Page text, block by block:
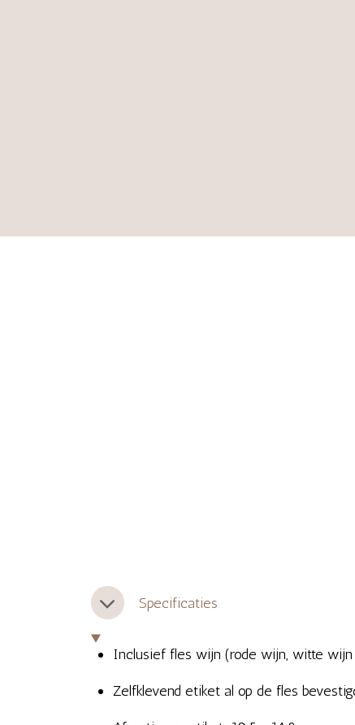
Specificaties
Inclusief fles wijn (rode wijn, witte wijn
Zelfklevend etiket al op de fles